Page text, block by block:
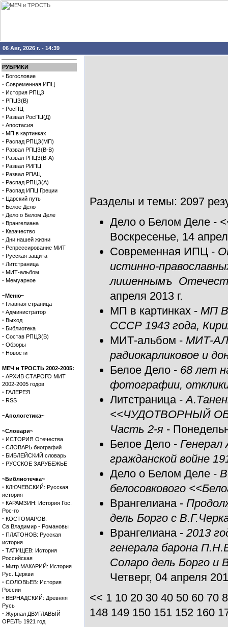
06 Авг, 2026 г. - 14:39
РУБРИКИ
· Богословие
· Современная ИПЦ
· История РПЦЗ
· РПЦЗ(В)
· РосПЦ
· Развал РосПЦ(Д)
· Апостасия
· МП в картинках
· Распад РПЦЗ(МП)
· Развал РПЦЗ(В-В)
· Развал РПЦЗ(В-А)
· Развал РИПЦ
· Развал РПАЦ
· Распад РПЦЗ(А)
· Распад ИПЦ Греции
· Царский путь
· Белое Дело
· Дело о Белом Деле
· Врангелиана
· Казачество
· Дни нашей жизни
· Репрессирование МИТ
· Русская защита
· Литстраница
· МИТ-альбом
· Мемуарное
~Меню~
· Главная страница
· Администратор
· Выход
· Библиотека
· Состав РПЦЗ(В)
· Обзоры
· Новости
МЕЧ и ТРОСТЬ 2002-2005:
· АРХИВ СТАРОГО МИТ
2002-2005 годов
· ГАЛЕРЕЯ
· RSS
~Апологетика~
~Словари~
· ИСТОРИЯ Отечества
· СЛОВАРЬ биографий
· БИБЛЕЙСКИЙ словарь
· РУССКОЕ ЗАРУБЕЖЬЕ
~Библиотечка~
· КЛЮЧЕВСКИЙ: Русская
история
· КАРАМЗИН: История Гос.
Рос-го
· КОСТОМАРОВ:
Св.Владимир - Романовы
· ПЛАТОНОВ: Русская
история
· ТАТИЩЕВ: История
Российская
· Митр.МАКАРИЙ: История
Рус. Церкви
· СОЛОВЬЕВ: История
России
· ВЕРНАДСКИЙ: Древняя
Русь
· Журнал ДВУГЛАВЫЙ
ОРЕЛЪ 1921 год
Разделы и темы: 2097
Дело о Белом Деле -
Воскресенье, 14
Современная ИПЦ -
истинно-
лишеннымъ
апреля 2013 г.
МП в картинках - МП В
СССР 1943 года,
МИТ-альбом - МИТ-
радиокарликовое и
Белое Дело - 68 лет
фотографии,
Литстраница-
<<ЧУДОТВОРНЫЙ
Часть 2-я -
Белое Дело - Генерал
гражданской войне
Дело о Белом Деле -
белосовкового
Врангелиана-
дель Борго с
Врангелиана- 2013
генерала барона
Соларо дель Борго и
Четверг, 04 апреля
<< 1 10 20 30 40 50 60 70
148 149 150 151 152 160